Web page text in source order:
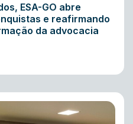
ESA-GO abre
e reafirmando
da advocacia